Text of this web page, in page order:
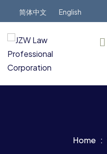
简体中文 English
Home